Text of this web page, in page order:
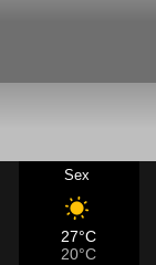
Sex
27°C
20°C